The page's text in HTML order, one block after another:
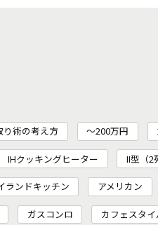
り術の考え方 ～200万円
IHクッキングヒーター II型（2
ランドキッチン アメリカン
ガスコンロ カフェスタ